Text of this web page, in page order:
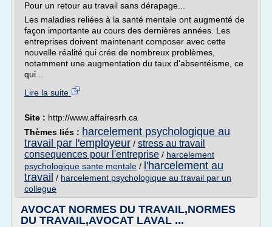
Pour un retour au travail sans dérapage...
Les maladies reliées à la santé mentale ont augmenté de
façon importante au cours des dernières années. Les
entreprises doivent maintenant composer avec cette
nouvelle réalité qui crée de nombreux problèmes,
notamment une augmentation du taux d'absentéisme, ce
qui...
Lire la suite
Site : http://www.affairesrh.ca
Thèmes liés : harcelement psychologique au
travail par l'employeur / stress au travail
consequences pour l'entreprise / harcelement
psychologique sante mentale / l'harcelement au
travail / harcelement psychologique au travail par un
collegue
AVOCAT NORMES DU TRAVAIL,NORMES
DU TRAVAIL,AVOCAT LAVAL ...